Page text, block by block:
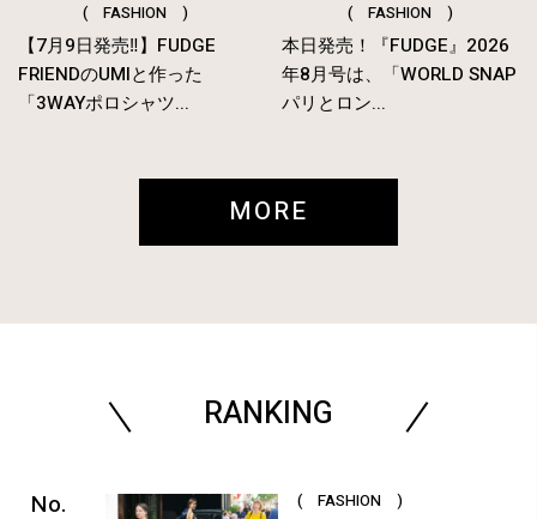
( FASHION )
【7月9日発売‼︎】FUDGE
FRIENDのUMIと作った
「3WAYポロシャツ...
( FASHION )
本日発売！『FUDGE』2026
年8月号は、「WORLD SNAP
パリとロン...
MORE
RANKING
( FASHION )